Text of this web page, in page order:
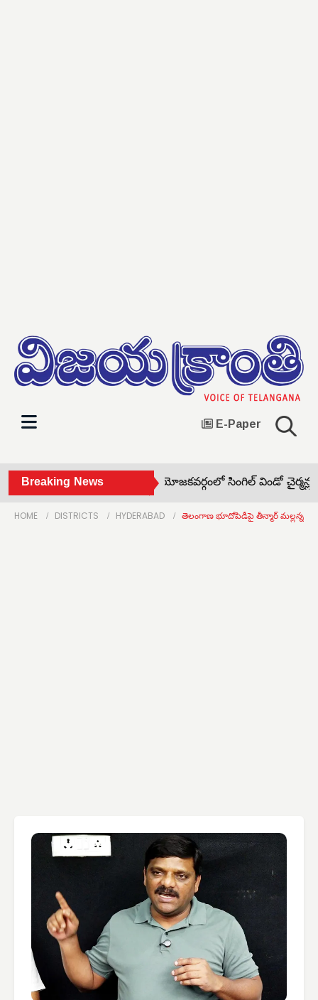
E-Paper
Breaking News
అరెస్ట్ •షాద్‌నగర్ నియోజకవర్గంలో సింగిల్ విండో చైర్మన్ల
HOME DISTRICTS HYDERABAD తెలంగాణ భూదోపిడీపై తీన్మార్ మల్లన్న